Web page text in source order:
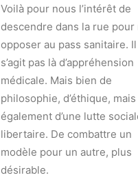
Voilà pour nous l’intérêt de
descendre dans la rue pour
opposer au pass sanitaire.
s’agit pas là d’appréhension
médicale. Mais bien de
philosophie, d’éthique, mais
également d’une lutte
libertaire. De combattre un
modèle pour un autre, plus
désirable.